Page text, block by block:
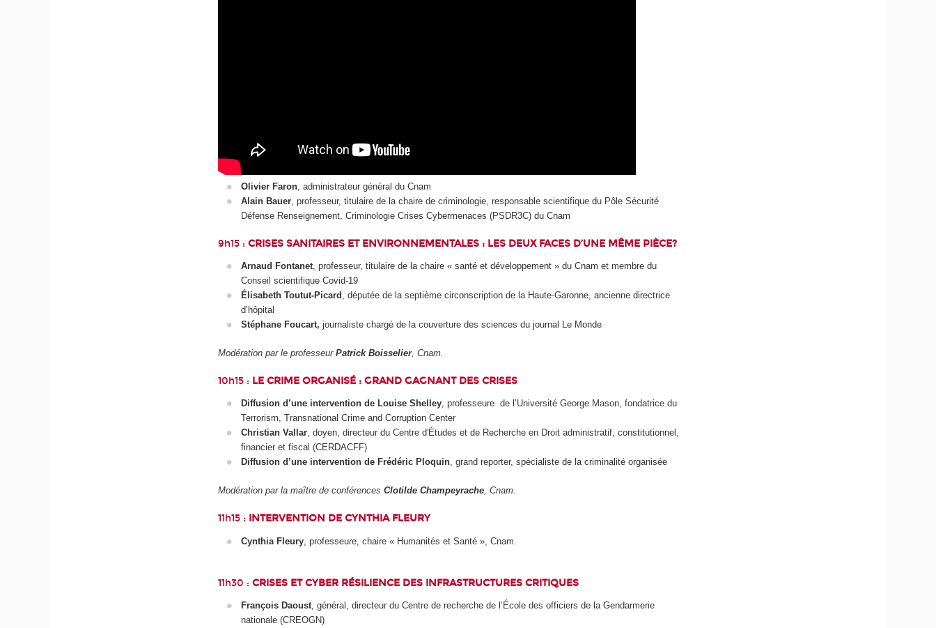
Olivier Faron, administrateur général du Cnam
Alain Bauer, professeur, titulaire de la chaire de criminologie, responsable scientifique du Pôle Sécurité
Défense Renseignement, Criminologie Crises Cybermenaces (PSDR3C) du Cnam
9h15 :CRISES SANITAIRES ET ENVIRONNEMENTALES : LES DEUX FACES D’UNE MÊME PIÈCE?
Arnaud Fontanet, professeur, titulaire de la chaire « santé et développement » du Cnam et membre du
Conseil scientifique Covid-19
Élisabeth Toutut-Picard , députée de la septième circonscription de la Haute-Garonne, ancienne directrice
d’hôpital
Stéphane Foucart, journaliste chargé de la couverture des sciences du journal Le Monde
Modération par le professeurPatrick Boisselier, Cnam.
10h15 : LE CRIME ORGANISÉ : GRAND GAGNANT DES CRISES
Diffusion d’une intervention de Louise Shelley, professeure de l’Université George Mason, fondatrice du
Terrorism, Transnational Crime and Corruption Center
Christian Vallar, doyen, directeur du Centre d'Études et de Recherche en Droit administratif, constitutionnel,
financier et fiscal (CERDACFF)
Diffusion d’une intervention de Frédéric Ploquin, grand reporter, spécialiste de la criminalité organisée
Modération par la maître de conférencesClotilde Champeyrache , Cnam.
11h15 : INTERVENTION DE CYNTHIA FLEURY
Cynthia Fleury, professeure, chaire « Humanités et Santé », Cnam.
11h30 :CRISES ET CYBER RÉSILIENCE DES INFRASTRUCTURES CRITIQUES
François Daoust, général, directeur du Centre de recherche de l’École des officiers de la Gendarmerie
nationale (CREOGN)